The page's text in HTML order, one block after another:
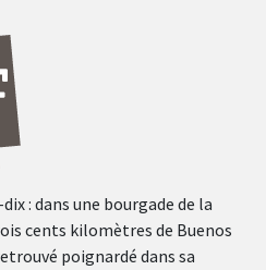
: dans une bourgade de la
cents kilomètres de Buenos
poignardé dans sa